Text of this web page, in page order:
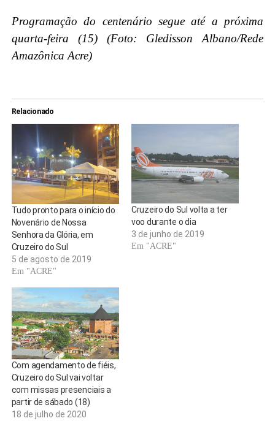
Programação do centenário segue até a próxima
quarta-feira (15) (Foto: Gledisson Albano/Rede
Amazônica Acre)
Relacionado
Tudo pronto para o início do
Novenário de Nossa
Senhora da Glória, em
Cruzeiro do Sul
5 de agosto de 2019
Em "ACRE"
Cruzeiro do Sul volta a ter
voo durante o dia
3 de junho de 2019
Em "ACRE"
Com agendamento de fiéis,
Cruzeiro do Sul vai voltar
com missas presenciais a
partir de sábado (18)
18 de julho de 2020